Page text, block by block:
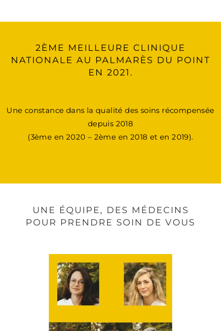
2ÈME MEILLEURE CLINIQUE
NATIONALE AU PALMARÈS DU POINT
EN 2021.
Une constance dans la qualité des soins récompensée
depuis 2018
(3ème en 2020 – 2ème en 2018 et en 2019).
UNE ÉQUIPE, DES MÉDECINS
POUR PRENDRE SOIN DE VOUS